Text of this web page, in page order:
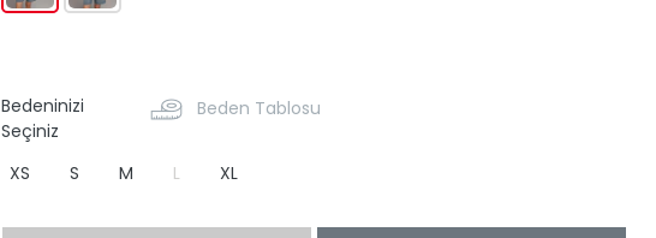
Bedeninizi
Seçiniz
Beden Tablosu
XS S M L XL